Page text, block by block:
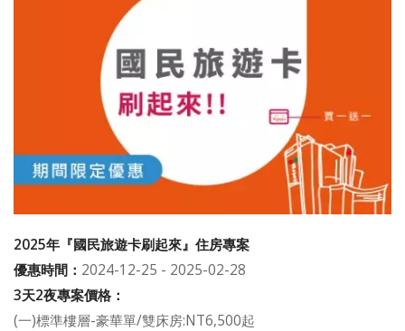
2025年『國民旅遊卡刷起來』住房專案
優惠時間： 2024-12-25 - 2025-02-28
3天2夜專案價格：
(一)標準樓層-豪華單/雙床房:NT6,500起